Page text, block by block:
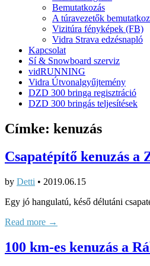
Bemutatkozás
A túravezetők
Vizitúra fényképek (FB)
Vidra Strava edzésnapló
Kapcsolat
Sí & Snowboard szerviz
vidRUNNING
Vidra Útvonalgyűjtemény
DZD 300 bringa regisztráció
DZD 300 bringás teljesítések
Címke: kenuzás
Csapatépítő kenuzás a
by Detti • 2019.06.15
Egy jó hangulatú, késő délutáni
Read more →
100 km-es kenuzás a